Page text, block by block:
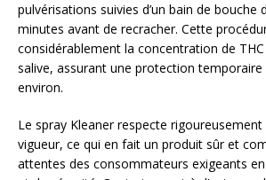
pulvérisations suivies d’un bain de bouche
minutes avant de recracher. Cette
considérablement la concentration de
salive, assurant une protection temporaire
environ.
Le spray Kleaner respecte
vigueur, ce qui en fait un produit sûr et
attentes des consommateurs exigeants